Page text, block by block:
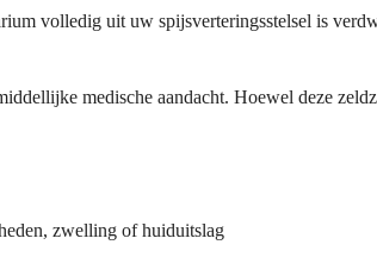
volledig uit uw spijsverteringsstelsel is
medische aandacht. Hoewel deze
zwelling of huiduitslag